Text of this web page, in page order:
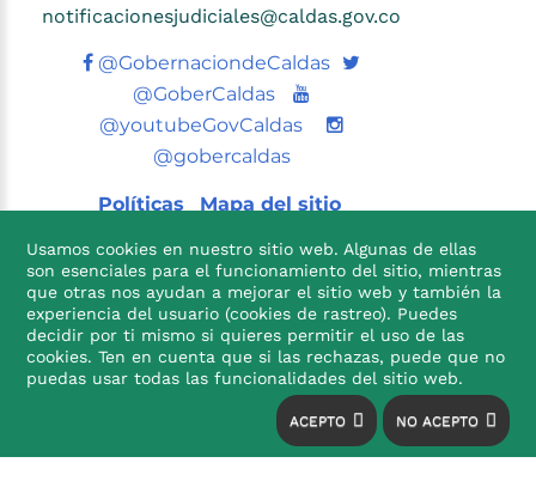
notificacionesjudiciales@caldas.gov.co
@GobernaciondeCaldas Twitter
@GoberCaldas
Youtube
@youtubeGovCaldas
@gobercaldas
Políticas Mapa del sitio

Usamos cookies en nuestro sitio web. Algunas de ellas
son esenciales para el funcionamiento del sitio, mientras
que otras nos ayudan a mejorar el sitio web y también la
experiencia del usuario (cookies de rastreo). Puedes
decidir por ti mismo si quieres permitir el uso de las
cookies. Ten en cuenta que si las rechazas, puede que no
puedas usar todas las funcionalidades del sitio web.
ACEPTO NO ACEPTO